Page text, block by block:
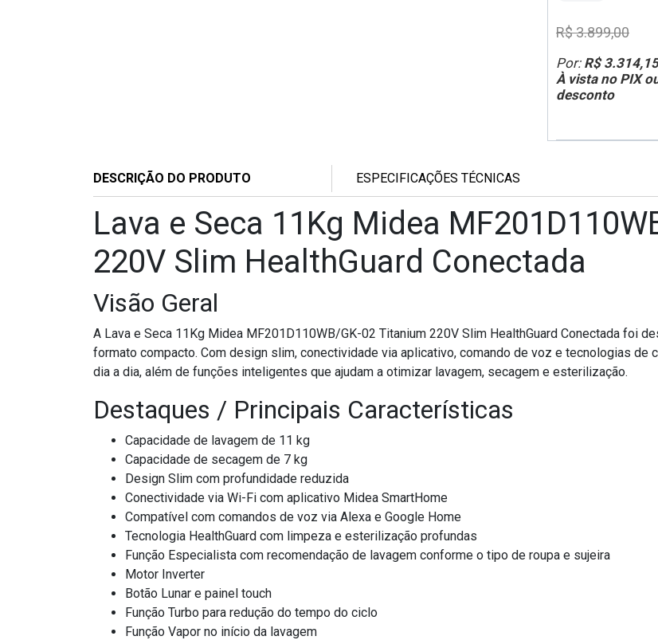
Por: R$ 3.314,15
À vista no PIX
desconto
R$ 3.899,00
DESCRIÇÃO DO PRODUTO ESPECIFICAÇÕES TÉCNICAS
Lava e Seca 11Kg Midea
220V Slim HealthGuard Conectada
Visão Geral
A Lava e Seca 11Kg Midea MF201D110WB/GK-02 Titanium 220V Slim HealthGuard Conectada foi
formato compacto. Com design slim, conectividade via aplicativo, comando de voz e tecnologias de
dia a dia, além de funções inteligentes que ajudam a otimizar lavagem, secagem e esterilização.
Destaques / Principais Características
Capacidade de lavagem de 11 kg
Capacidade de secagem de 7 kg
Design Slim com profundidade reduzida
Conectividade via Wi-Fi com aplicativo Midea SmartHome
Compatível com comandos de voz via Alexa e Google Home
Tecnologia HealthGuard com limpeza e esterilização profundas
Função Especialista com recomendação de lavagem conforme o tipo de roupa e sujeira
Motor Inverter
Botão Lunar e painel touch
Função Turbo para redução do tempo do ciclo
Função Vapor no início da lavagem